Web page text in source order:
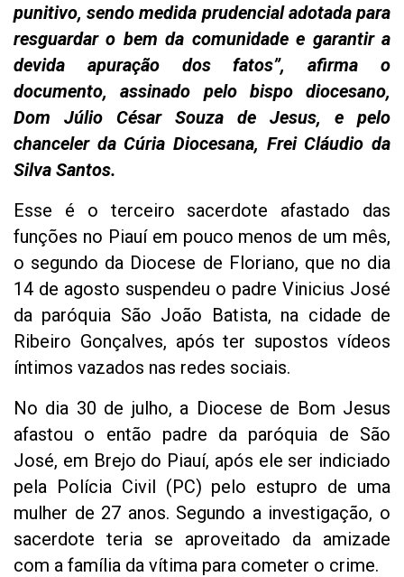
punitivo, sendo medida prudencial adotada para
resguardar o bem da comunidade e garantir a
devida apuração dos fatos”, afirma o
documento, assinado pelo bispo diocesano,
Dom Júlio César Souza de Jesus, e pelo
chanceler da Cúria Diocesana, Frei Cláudio da
Silva Santos.
Esse é o terceiro sacerdote afastado das
funções no Piauí em pouco menos de um mês,
o segundo da Diocese de Floriano, que no dia
14 de agosto suspendeu o padre Vinicius José
da paróquia São João Batista, na cidade de
Ribeiro Gonçalves, após ter supostos vídeos
íntimos vazados nas redes sociais.
No dia 30 de julho, a Diocese de Bom Jesus
afastou o então padre da paróquia de São
José, em Brejo do Piauí, após ele ser indiciado
pela Polícia Civil (PC) pelo estupro de uma
mulher de 27 anos. Segundo a investigação, o
sacerdote teria se aproveitado da amizade
com a família da vítima para cometer o crime.